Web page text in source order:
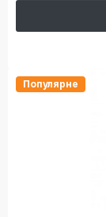
Популярне